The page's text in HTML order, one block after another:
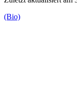
(Bio)